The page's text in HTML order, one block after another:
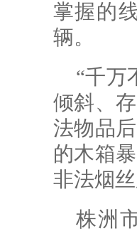
掌握的
辆。
“千万
倾斜、
法物品
的木箱
非法烟丝
株洲